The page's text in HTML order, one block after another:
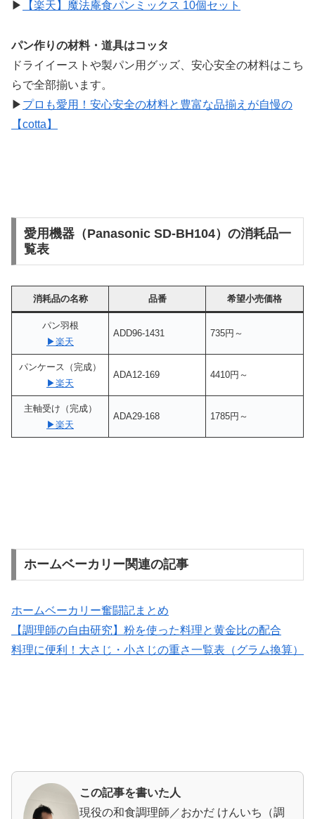
▶ 【楽天】魔法庵食パンミックス 10個セット
パン作りの材料・道具はコッタ
ドライイーストや製パン用グッズ、安心安全の材料はこち
らで全部揃います。
▶ プロも愛用！安心安全の材料と豊富な品揃えが自慢の
【cotta】
愛用機器（Panasonic SD-BH104）の消耗品一
覧表
消耗品の名称 品番 希望小売価格
パン羽根
▶楽天
ADD96-1431 735円～
パンケース（完成）
▶楽天
ADA12-169 4410円～
主軸受け（完成）
▶楽天
ADA29-168 1785円～
ホームベーカリー関連の記事
ホームベーカリー奮闘記まとめ
【調理師の自由研究】粉を使った料理と黄金比の配合
料理に便利！大さじ・小さじの重さ一覧表（グラム換算）
この記事を書いた人
現役の和食調理師／おかだ けんいち（調